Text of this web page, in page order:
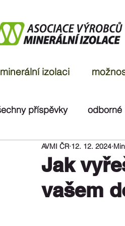
izolaci
příspěvky odborné
ohlasy v médiích
Jak
vašem
AVMI ČR 12. 12. 2024